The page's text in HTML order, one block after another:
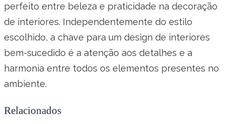
perfeito entre beleza e praticidade na decoração
de interiores. Independentemente do estilo
escolhido, a chave para um design de interiores
bem-sucedido é a atenção aos detalhes e a
harmonia entre todos os elementos presentes no
ambiente.
Relacionados